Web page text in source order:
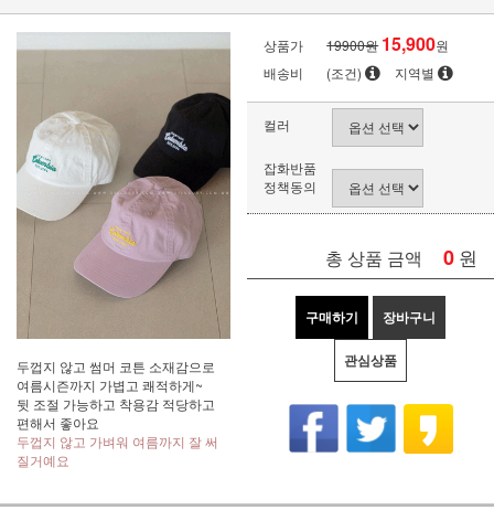
두껍지 않고 썸머 코튼 소재감으로
여름시즌까지 가볍고 쾌적하게~
뒷 조절 가능하고 착용감 적당하고
편해서 좋아요
두껍지 않고 가벼워 여름까지 잘 써
질거예요
상품가 19900원 15,900원
배송비
(조건) 지역별
컬러
잡화반품
정책동의
총 상품 금액 0 원
구매하기 장바구니
관심상품